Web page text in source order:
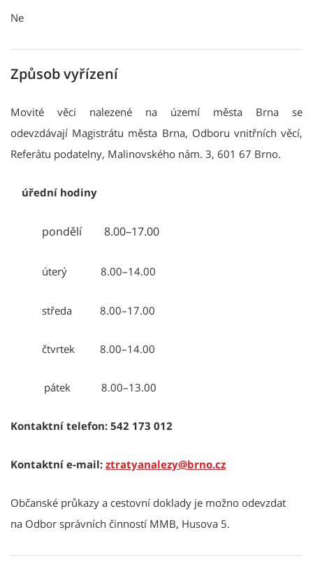
Ne
Způsob vyřízení
Movité věci nalezené na území města Brna se
odevzdávají Magistrátu města Brna, Odboru vnitřních věcí,
Referátu podatelny, Malinovského nám. 3, 601 67 Brno.
úřední hodiny
pondělí 8.00–17.00
úterý 8.00–14.00
středa 8.00–17.00
čtvrtek 8.00–14.00
pátek 8.00–13.00
Kontaktní telefon: 542 173 012
Kontaktní e-mail: ztratyanalezy@brno.cz
Občanské průkazy a cestovní doklady je možno odevzdat
na Odbor správních činností MMB, Husova 5.